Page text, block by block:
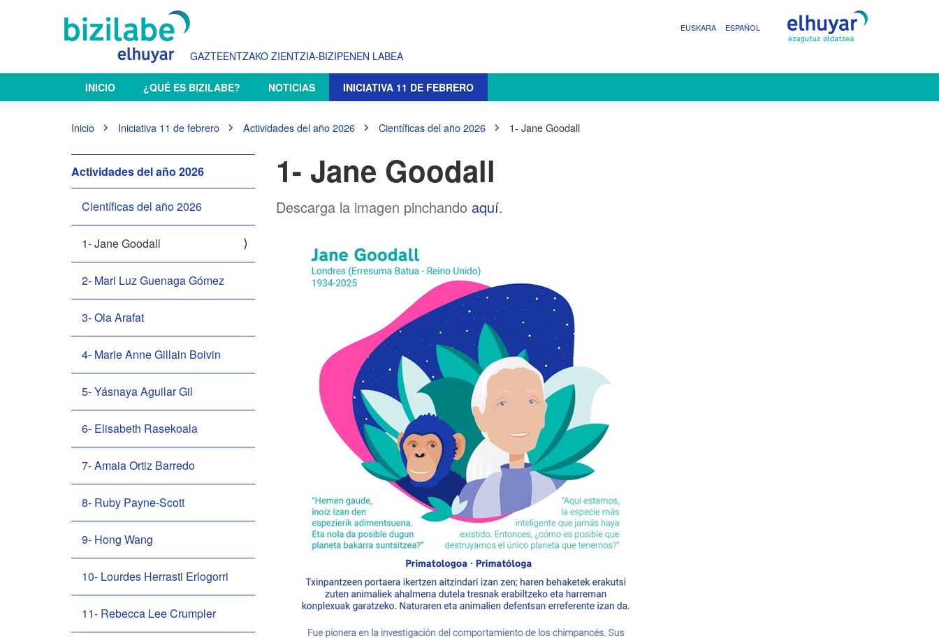
EUSKARA ESPAÑOL
GAZTEENTZAKO ZIENTZIA-BIZIPENEN LABEA
INICIO ¿QUÉ ES BIZILABE? NOTICIAS INICIATIVA 11 DE FEBRERO
U
t
e
t
q
Inicio Iniciativa 11 de febrero Actividades del año 2026 Científicas del año 2026 1- Jane Goodall
1- Jane Goodall
Descarga la imagen pinchando aquí.
N
a
v
e
g
a
c
ó
Actividades del año 2026
Científicas del año 2026
1- Jane Goodall
2- Mari Luz Guenaga Gómez
3- Ola Arafat
4- Marie Anne Gillain Boivin
5- Yásnaya Aguilar Gil
6- Elisabeth Rasekoala
7- Amaia Ortiz Barredo
8- Ruby Payne-Scott
9- Hong Wang
10- Lourdes Herrasti Erlogorri
11- Rebecca Lee Crumpler